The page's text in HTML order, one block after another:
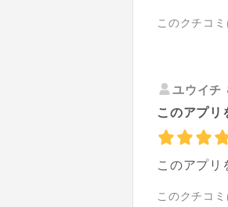
このクチコ
ユウイチ
このアプリ
このアプリ
このクチコ